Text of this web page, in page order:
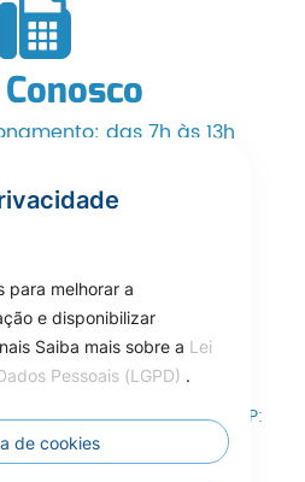
das 7h às 13h
Chegar
Centro de Carlinda-MT – CEP:
000
de Carlinda - MT
para melhorar a
e disponibilizar
Saiba mais sobre a Lei
Pessoais (LGPD) .
de cookies